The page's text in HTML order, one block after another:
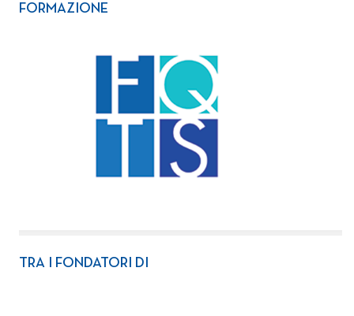
FORMAZIONE
TRA I FONDATORI DI